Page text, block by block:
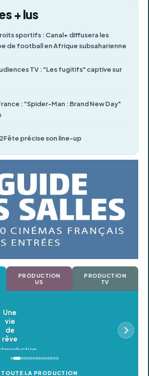
+ lus
sportifs : Canal+ diffusera les
de football en Afrique subsaharienne
TV : "Les fugitifs" captive sur
: "Spider-Man : Brand New Day"
précise son line-up
PRODUCTION
US
PRODUCTION
TV
TOUTE LA PRODUCTION